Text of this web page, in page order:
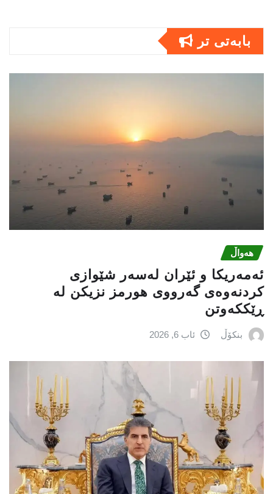
بابەتى تر
هەواڵ
ئەمەریكا و ئێران لەسەر شێوازی
كردنەوەی گەرووی هورمز نزیكن لە
ڕێككەوتن
بنکۆڵ ئاب 6, 2026